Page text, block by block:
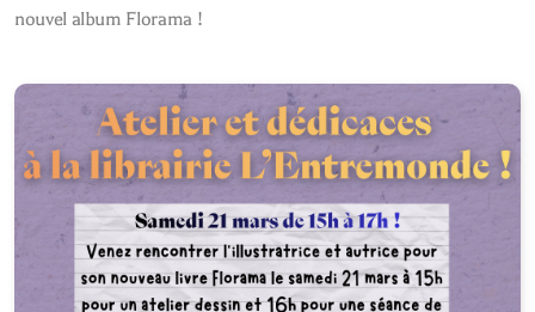
nouvel album Florama !